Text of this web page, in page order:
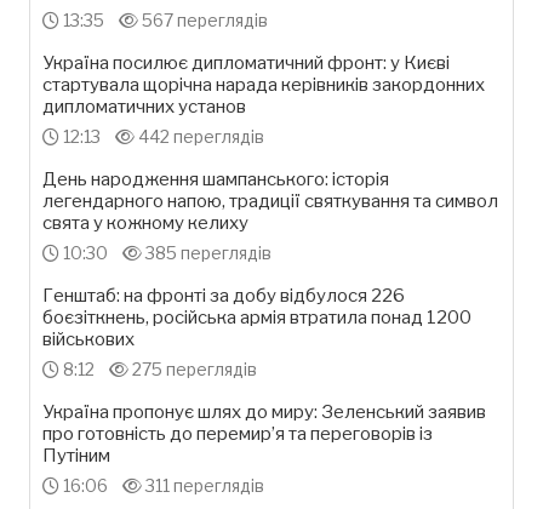
13:35 567 переглядів
Україна посилює дипломатичний фронт: у Києві
стартувала щорічна нарада керівників закордонних
дипломатичних установ
12:13 442 переглядів
День народження шампанського: історія
легендарного напою, традиції святкування та символ
свята у кожному келиху
10:30 385 переглядів
Генштаб: на фронті за добу відбулося 226
боєзіткнень, російська армія втратила понад 1200
військових
8:12 275 переглядів
Україна пропонує шлях до миру: Зеленський заявив
про готовність до перемир’я та переговорів із
Путіним
16:06 311 переглядів